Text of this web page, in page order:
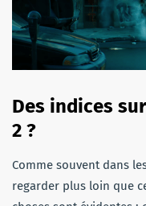
Des indices
2 ?
Comme souvent dans
regarder plus loin que